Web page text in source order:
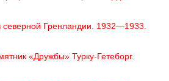
северной Гренландии. 1932—1933.
«Дружбы» Турку-Гетеборг.